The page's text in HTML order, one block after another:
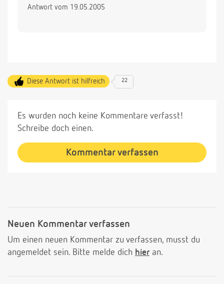
Antwort vom 19.05.2005
Diese Antwort ist hilfreich 22
Es wurden noch keine Kommentare verfasst!
Schreibe doch einen.
Kommentar verfassen
Neuen Kommentar verfassen
Um einen neuen Kommentar zu verfassen, musst du
angemeldet sein. Bitte melde dich hier an.